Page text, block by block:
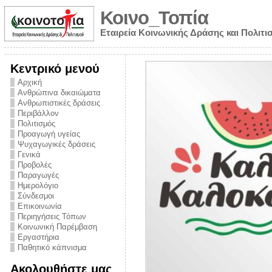
Κοινο_Τοπία
Εταιρεία Κοινωνικής Δράσης και
Κεντρικό μενού
Αρχική
Ανθρώπινα δικαιώματα
Ανθρωπιστικές δράσεις
Περιβάλλον
Πολιτισμός
Προαγωγή υγείας
Ψυχαγωγικές δράσεις
Γενικά
Προβολές
Παραγωγές
Ημερολόγιο
Σύνδεσμοι
Επικοινωνία
Περιηγήσεις Τόπων
Κοινωνική Παρέμβαση
Εργαστήρια
Παθητικό κάπνισμα
Ακολουθήστε μας
από την
την ημέρα
και
στο
Πρόληψης